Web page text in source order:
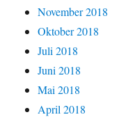
November 2018
Oktober 2018
Juli 2018
Juni 2018
Mai 2018
April 2018